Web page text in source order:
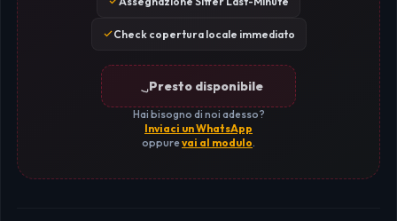
Check copertura locale immediato
Presto disponibile
Hai bisogno di noi adesso?
Inviaci un WhatsApp
oppurevai al modulo.